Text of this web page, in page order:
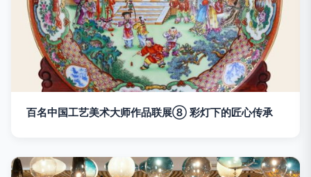
百名中国工艺美术大师作品联展⑧ 彩灯下的匠心传承